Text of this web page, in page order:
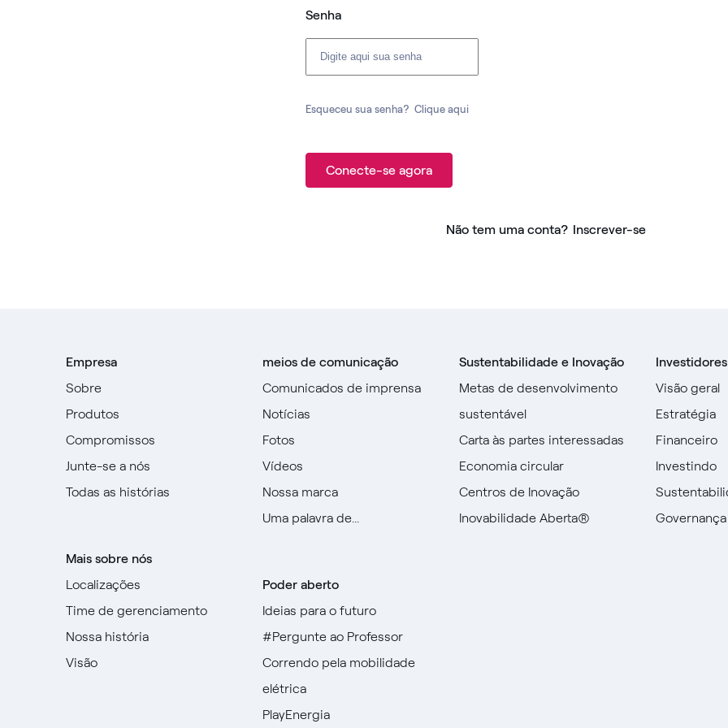
Senha
Esqueceu sua senha? Clique aqui
Conecte-se agora
Não tem uma conta? Inscrever-se
Empresa
Sobre
Produtos
Compromissos
Junte-se a nós
Todas as histórias
Mais sobre nós
Localizações
Time de gerenciamento
Nossa história
Visão
meios de comunicação
Comunicados de imprensa
Notícias
Fotos
Vídeos
Nossa marca
Uma palavra de...
Poder aberto
Ideias para o futuro
#Pergunte ao Professor
Correndo pela mobilidade
elétrica
PlayEnergia
Sustentabilidade e Inovação
Metas de desenvolvimento
sustentável
Carta às partes interessadas
Economia circular
Centros de Inovação
Inovabilidade Aberta®
Investidores
Visão geral
Estratégia
Financeiro
Investindo
Governança